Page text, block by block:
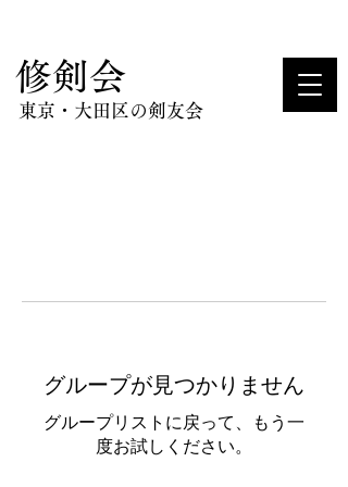
​修剣会
東京・大田区の剣友会
グループが見つかりません
グループリストに戻って、もう一
度お試しください。